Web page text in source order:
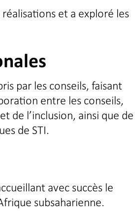
réalisations et a exploré les
par les conseils, faisant
entre les conseils,
de l’inclusion, ainsi que de
de STI.
avec succès le
subsaharienne.